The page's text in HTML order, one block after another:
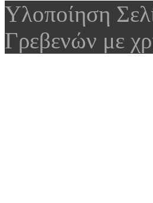
Υλοποίηση
Γρεβενών με